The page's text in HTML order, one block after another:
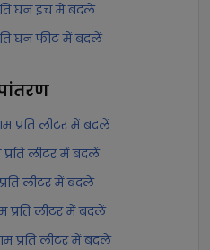
घन इंच में बदलें
घन फीट में बदलें
प्रति लीटर में बदलें
प्रति लीटर में बदलें
प्रति लीटर में बदलें
प्रति लीटर में बदलें
प्रति लीटर में बदलें